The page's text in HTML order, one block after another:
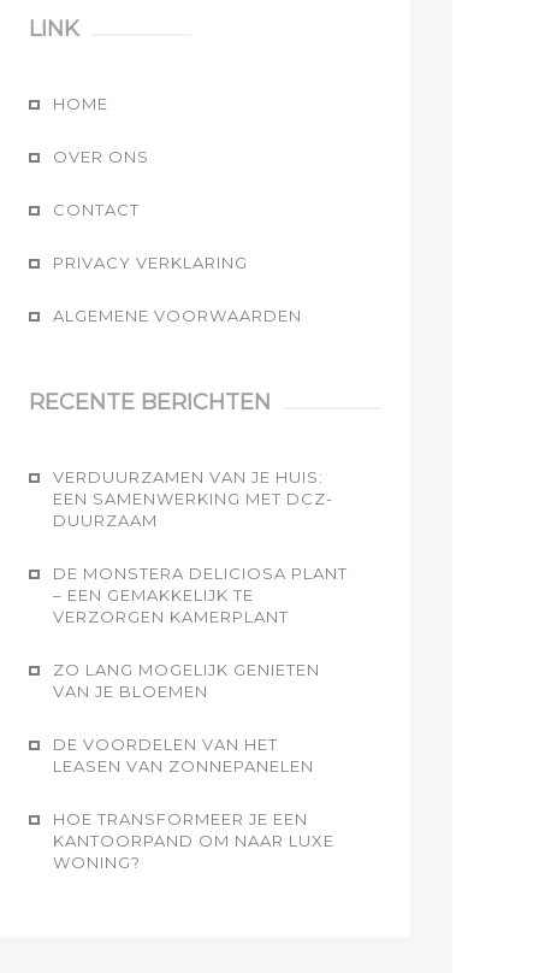
LINK
HOME
OVER ONS
CONTACT
PRIVACY VERKLARING
ALGEMENE VOORWAARDEN
RECENTE BERICHTEN
VERDUURZAMEN VAN JE HUIS:
EEN SAMENWERKING MET DCZ-
DUURZAAM
DE MONSTERA DELICIOSA PLANT
– EEN GEMAKKELIJK TE
VERZORGEN KAMERPLANT
ZO LANG MOGELIJK GENIETEN
VAN JE BLOEMEN
DE VOORDELEN VAN HET
LEASEN VAN ZONNEPANELEN
HOE TRANSFORMEER JE EEN
KANTOORPAND OM NAAR LUXE
WONING?